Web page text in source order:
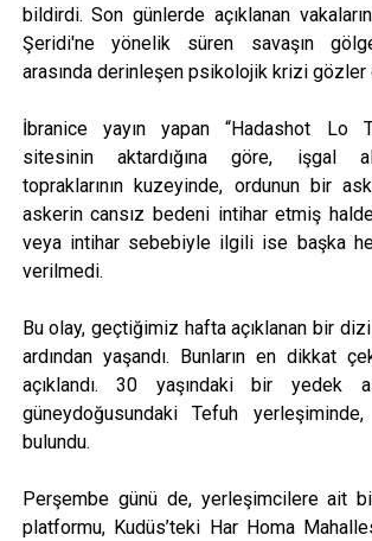
bildirdi. Son günlerde açıklanan
Şeridi'ne yönelik süren savaşın
arasında derinleşen psikolojik krizi gözler
İbranice yayın yapan “Hadashot Lo
sitesinin aktardığına göre, işgal
topraklarının kuzeyinde, ordunun bir
askerin cansız bedeni intihar etmiş
veya intihar sebebiyle ilgili ise başka
verilmedi.
Bu olay, geçtiğimiz hafta açıklanan bir dizi
ardından yaşandı. Bunların en dikkat
açıklandı. 30 yaşındaki bir yedek
güneydoğusundaki Tefuh
bulundu.
Perşembe günü de, yerleşimcilere ait
platformu, Kudüs’teki Har Homa